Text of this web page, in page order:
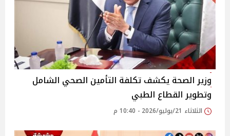
وزير الصحة يكشف تكلفة التأمين الصحي الشامل
وتطوير القطاع الطبي
الثلاثاء 21/يوليو/2026 - 10:40 م